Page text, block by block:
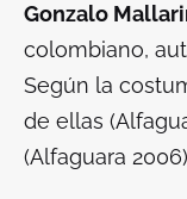
Gonzalo
colombiano,
Según la
de ellas
(Alfaguara